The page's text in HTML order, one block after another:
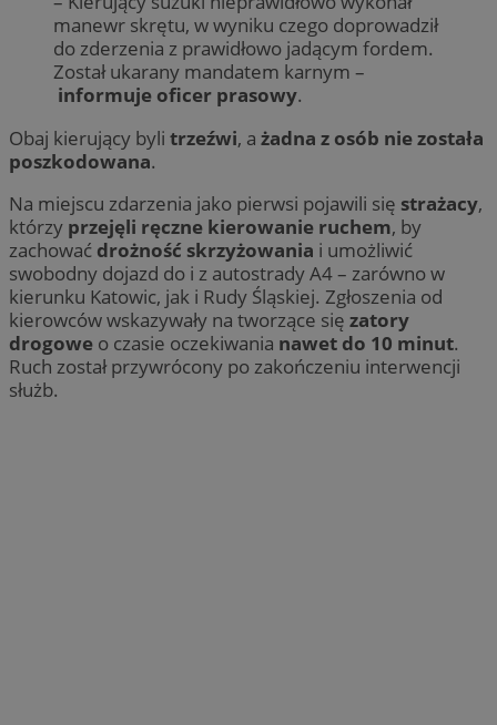
manewr skrętu, w wyniku czego doprowadził
do zderzenia z prawidłowo jadącym fordem.
Został ukarany mandatem karnym –
informuje oficer prasowy.
Obaj kierujący byli trzeźwi, a żadna z osób nie została
poszkodowana.
Na miejscu zdarzenia jako pierwsi pojawili się strażacy,
którzy przejęli ręczne kierowanie ruchem, by
zachować drożność skrzyżowania i umożliwić
swobodny dojazd do i z autostrady A4 – zarówno w
kierunku Katowic, jak i Rudy Śląskiej. Zgłoszenia od
kierowców wskazywały na tworzące się zatory
drogowe o czasie oczekiwania nawet do 10 minut.
Ruch został przywrócony po zakończeniu interwencji
służb.